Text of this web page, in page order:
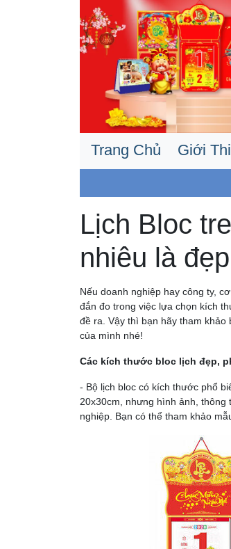
Trang Chủ Giới
Lịch Bloc
nhiêu là đẹp
Nếu doanh nghiệp hay công ty,
đắn đo trong việc lựa chọn kích
đề ra. Vậy thì bạn hãy tham
của mình nhé!
Các kích thước bloc lịch đẹp,
- Bộ lịch bloc có kích thước phổ
20x30cm, nhưng hình ảnh,
nghiệp. Bạn có thể tham khảo